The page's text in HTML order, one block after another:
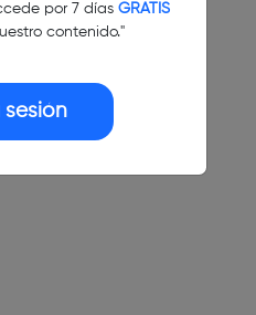
por 7 días GRATIS
contenido."
sesión